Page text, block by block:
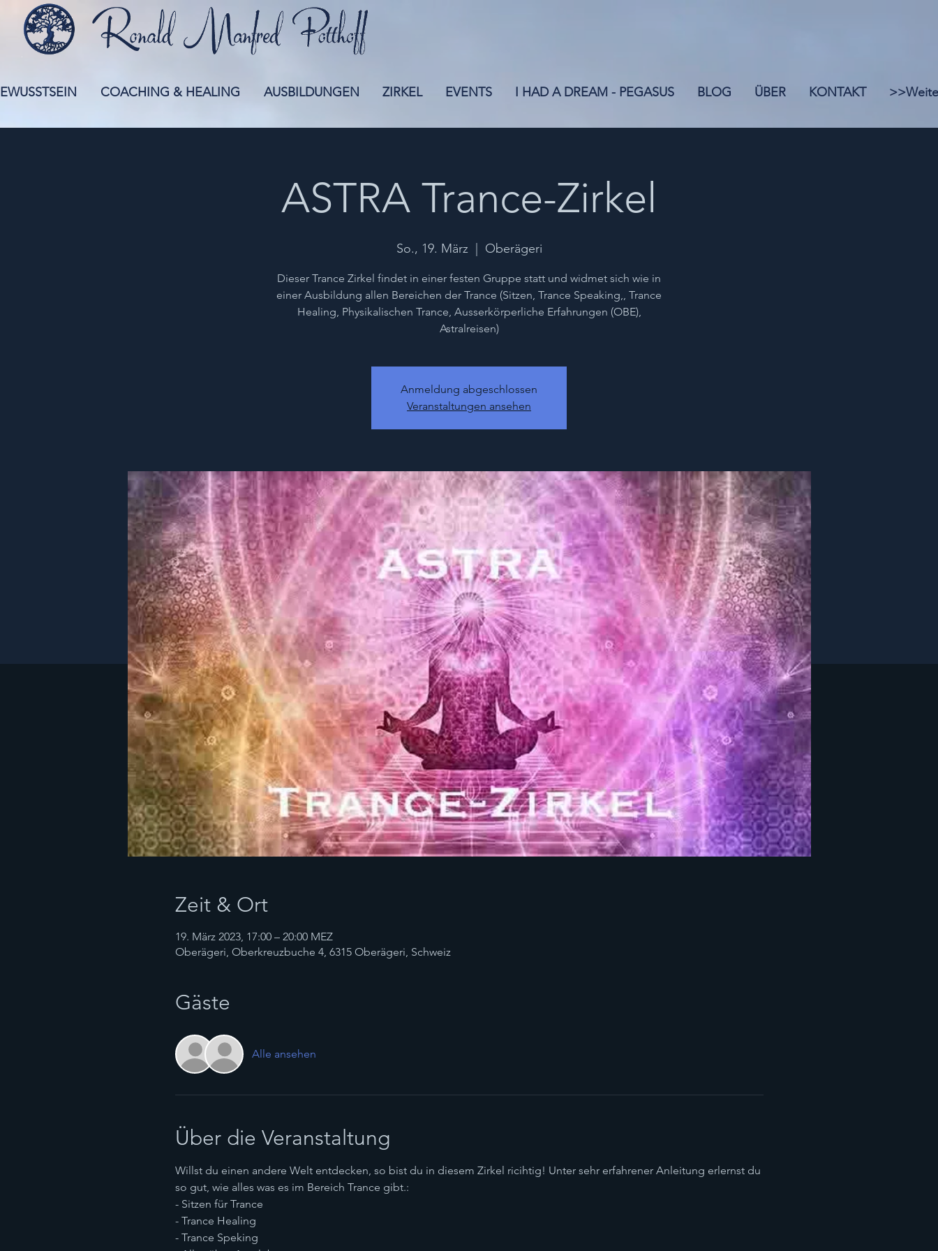
COACHING & HEALING AUSBILDUNGEN ZIRKEL EVENTS I HAD A DREAM - PEGASUS BLOG ÜBER KONTAKT
ASTRA Trance-Zirkel
So., 19. März
  |
Oberägeri
Dieser Trance Zirkel findet in einer festen Gruppe statt und widmet sich wie in
einer Ausbildung allen Bereichen der Trance (Sitzen, Trance Speaking,, Trance
Healing, Physikalischen Trance, Ausserkörperliche Erfahrungen (OBE),
Astralreisen)
Anmeldung abgeschlossen
Veranstaltungen ansehen
Zeit & Ort
19. März 2023, 17:00 – 20:00 MEZ
Oberägeri, Oberkreuzbuche 4, 6315 Oberägeri, Schweiz
Gäste
Alle ansehen
Über die Veranstaltung
Willst du einen andere Welt entdecken, so bist du in diesem Zirkel ricihtig! Unter sehr erfahrener Anleitung erlernst du
so gut, wie alles was es im Bereich Trance gibt.:
- Sitzen für Trance
- Trance Healing
- Trance Speking